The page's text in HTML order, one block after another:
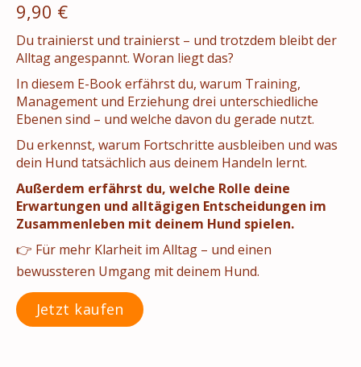
9,90 €
Du trainierst und trainierst – und trotzdem bleibt der
Alltag angespannt. Woran liegt das?
In diesem E-Book erfährst du, warum Training,
Management und Erziehung drei unterschiedliche
Ebenen sind – und welche davon du gerade nutzt.
Du erkennst, warum Fortschritte ausbleiben und was
dein Hund tatsächlich aus deinem Handeln lernt.
Außerdem erfährst du, welche Rolle deine
Erwartungen und alltägigen Entscheidungen im
Zusammenleben mit deinem Hund spielen.
👉 Für mehr Klarheit im Alltag – und einen
bewussteren Umgang mit deinem Hund.
Jetzt kaufen